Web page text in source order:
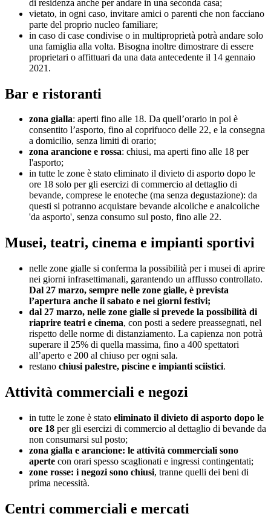
di residenza anche per andare in una seconda casa;
vietato, in ogni caso, invitare amici o parenti che non facciano
parte del proprio nucleo familiare;
in caso di case condivise o in multiproprietà potrà andare solo
una famiglia alla volta. Bisogna inoltre dimostrare di essere
proprietari o affittuari da una data antecedente il 14 gennaio
2021.
Bar e ristoranti
zona gialla: aperti fino alle 18. Da quell’orario in poi è
consentito l’asporto, fino al coprifuoco delle 22, e la consegna
a domicilio, senza limiti di orario;
zona arancione e rossa: chiusi, ma aperti fino alle 18 per
l'asporto;
in tutte le zone è stato eliminato il divieto di asporto dopo le
ore 18 solo per gli esercizi di commercio al dettaglio di
bevande, comprese le enoteche (ma senza degustazione): da
questi si potranno acquistare bevande alcoliche e analcoliche
'da asporto', senza consumo sul posto, fino alle 22.
Musei, teatri, cinema e impianti sportivi
nelle zone gialle si conferma la possibilità per i musei di aprire
nei giorni infrasettimanali, garantendo un afflusso controllato.
Dal 27 marzo, sempre nelle zone gialle, è prevista
l’apertura anche il sabato e nei giorni festivi;
dal 27 marzo, nelle zone gialle si prevede la possibilità di
riaprire teatri e cinema, con posti a sedere preassegnati, nel
rispetto delle norme di distanziamento. La capienza non potrà
superare il 25% di quella massima, fino a 400 spettatori
all’aperto e 200 al chiuso per ogni sala.
restano chiusi palestre, piscine e impianti sciistici.
Attività commerciali e negozi
in tutte le zone è stato eliminato il divieto di asporto dopo le
ore 18 per gli esercizi di commercio al dettaglio di bevande da
non consumarsi sul posto;
zona gialla e arancione: le attività commerciali sono
aperte con orari spesso scaglionati e ingressi contingentati;
zone rosse: i negozi sono chiusi, tranne quelli dei beni di
prima necessità.
Centri commerciali e mercati